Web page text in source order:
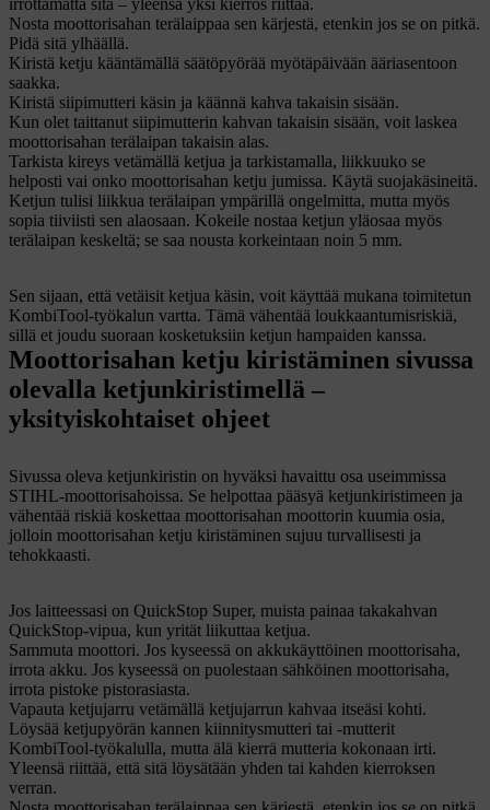
irrottamatta sitä – yleensä yksi kierros riittää.
Nosta moottorisahan terälaippaa sen kärjestä, etenkin jos se on pitkä.
Pidä sitä ylhäällä.
Kiristä ketju kääntämällä säätöpyörää myötäpäivään ääriasentoon
saakka.
Kiristä siipimutteri käsin ja käännä kahva takaisin sisään.
Kun olet taittanut siipimutterin kahvan takaisin sisään, voit laskea
moottorisahan terälaipan takaisin alas.
Tarkista kireys vetämällä ketjua ja tarkistamalla, liikkuuko se
helposti vai onko moottorisahan ketju jumissa. Käytä suojakäsineitä.
Ketjun tulisi liikkua terälaipan ympärillä ongelmitta, mutta myös
sopia tiiviisti sen alaosaan. Kokeile nostaa ketjun yläosaa myös
terälaipan keskeltä; se saa nousta korkeintaan noin 5 mm.
Sen sijaan, että vetäisit ketjua käsin, voit käyttää mukana toimitetun
KombiTool-työkalun vartta. Tämä vähentää loukkaantumisriskiä,
sillä et joudu suoraan kosketuksiin ketjun hampaiden kanssa.
Moottorisahan ketju kiristäminen sivussa
olevalla ketjunkiristimellä –
yksityiskohtaiset ohjeet
Sivussa oleva ketjunkiristin on hyväksi havaittu osa useimmissa
STIHL-moottorisahoissa. Se helpottaa pääsyä ketjunkiristimeen ja
vähentää riskiä koskettaa moottorisahan moottorin kuumia osia,
jolloin moottorisahan ketju kiristäminen sujuu turvallisesti ja
tehokkaasti.
Jos laitteessasi on QuickStop Super, muista painaa takakahvan
QuickStop-vipua, kun yrität liikuttaa ketjua.
Sammuta moottori. Jos kyseessä on akkukäyttöinen moottorisaha,
irrota akku. Jos kyseessä on puolestaan sähköinen moottorisaha,
irrota pistoke pistorasiasta.
Vapauta ketjujarru vetämällä ketjujarrun kahvaa itseäsi kohti.
Löysää ketjupyörän kannen kiinnitysmutteri tai -mutterit
KombiTool-työkalulla, mutta älä kierrä mutteria kokonaan irti.
Yleensä riittää, että sitä löysätään yhden tai kahden kierroksen
verran.